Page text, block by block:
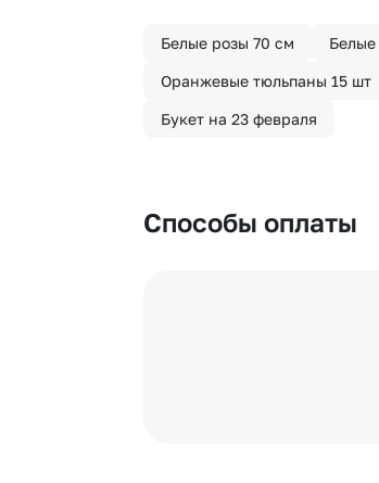
Белые розы 70 см
Оранжевые тюльпаны 15 шт
Букет на 23 февраля
Способы оплаты